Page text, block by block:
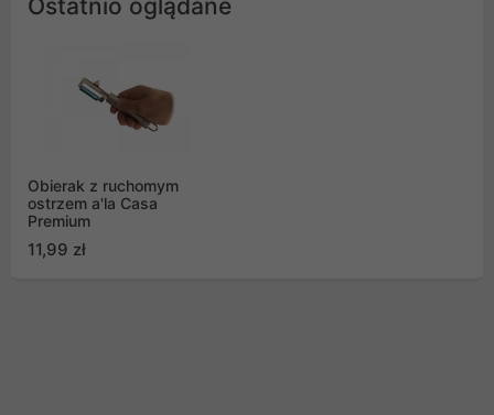
Ostatnio oglądane
Obierak z ruchomym
ostrzem a'la Casa
Premium
11,99 zł